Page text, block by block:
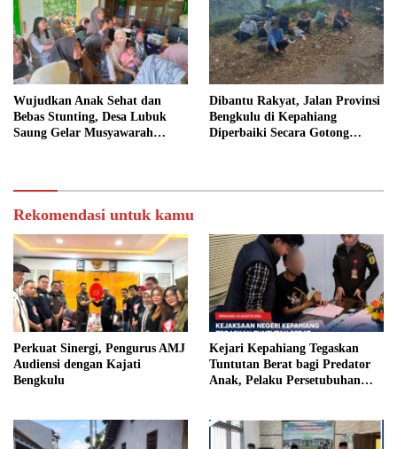
Wujudkan Anak Sehat dan
Bebas Stunting, Desa Lubuk
Saung Gelar Musyawarah
Dibantu Rakyat, Jalan Provinsi
Bengkulu di Kepahiang
Diperbaiki Secara Gotong
Rekomendasi untuk kamu
Perkuat Sinergi, Pengurus AMJ
Audiensi dengan Kajati
Bengkulu
Kejari Kepahiang Tegaskan
Tuntutan Berat bagi Predator
Anak, Pelaku Persetubuhan
Penjara